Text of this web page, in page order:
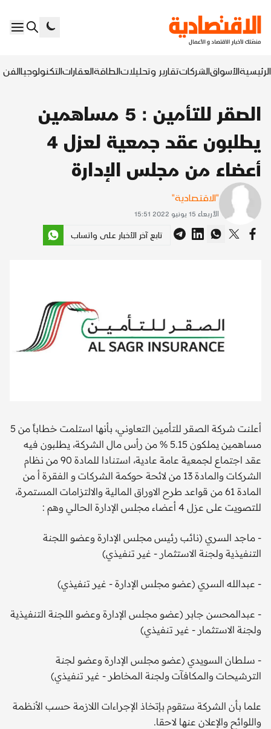
الرئيسيةالأسواقالشركاتتقارير وتحليلاتالطاقةالعقاراتالتكنولوجياالفن
الصقر للتأمين : 5 مساهمين
يطلبون عقد جمعية لعزل 4
أعضاء من مجلس الإدارة
"الاقتصادية"
الأربعاء 15 يونيو 2022 15:51
تابع آخر الأخبار على واتساب
أعلنت شركة الصقر للتأمين التعاوني، بأنها استلمت خطاباً من 5
مساهمين يملكون 5.15 % من رأس مال الشركة، يطلبون فيه
عقد اجتماع لجمعية عامة عادية، استنادا للمادة 90 من نظام
الشركات والمادة 13 من لائحة حوكمة الشركات و الفقرة أ من
المادة 61 من قواعد طرح الاوراق المالية والالتزامات المستمرة،
للتصويت على عزل 4 أعضاء مجلس الإدارة الحالي وهم :
- ماجد السري (نائب رئيس مجلس الإدارة وعضو اللجنة
التنفيذية ولجنة الاستثمار - غير تنفيذي)
- عبدالله السري (عضو مجلس الإدارة - غير تنفيذي)
- عبدالمحسن جابر (عضو مجلس الإدارة وعضو اللجنة التنفيذية
ولجنة الاستثمار - غير تنفيذي)
- سلطان السويدي (عضو مجلس الإدارة وعضو لجنة
الترشيحات والمكافآت ولجنة المخاطر - غير تنفيذي)
علما بأن الشركة ستقوم بإتخاذ الإجراءات اللازمة حسب الأنظمة
واللوائح والإعلان عنها لاحقا.